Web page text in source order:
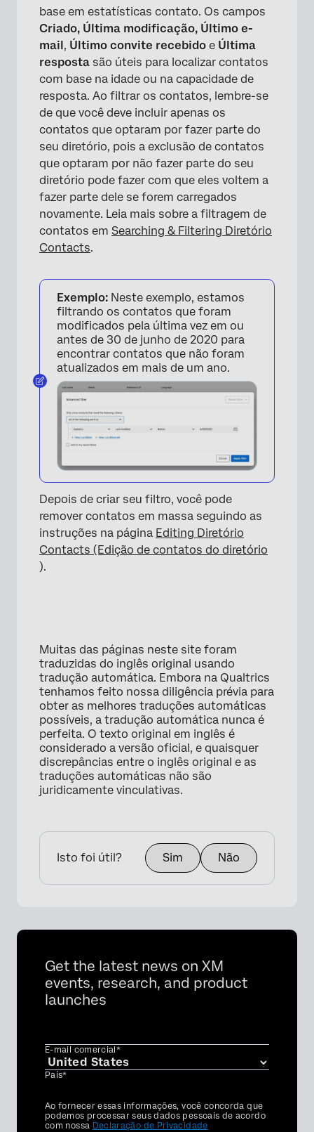
base em estatísticas contato. Os campos
Criado, Última modificação, Último e-
mail, Último convite recebido e Última
resposta são úteis para localizar contatos
com base na idade ou na capacidade de
resposta. Ao filtrar os contatos, lembre-se
de que você deve incluir apenas os
contatos que optaram por fazer parte do
seu diretório, pois a exclusão de contatos
que optaram por não fazer parte do seu
diretório pode fazer com que eles voltem a
fazer parte dele se forem carregados
novamente. Leia mais sobre a filtragem de
contatos em Searching & Filtering Diretório
Contacts.
Exemplo: Neste exemplo, estamos
filtrando os contatos que foram
modificados pela última vez em ou
antes de 30 de junho de 2020 para
encontrar contatos que não foram
atualizados em mais de um ano.
×
Depois de criar seu filtro, você pode
remover contatos em massa seguindo as
instruções na página Editing Diretório
Contacts (Edição de contatos do diretório
).
Muitas das páginas neste site foram
traduzidas do inglês original usando
tradução automática. Embora na Qualtrics
tenhamos feito nossa diligência prévia para
obter as melhores traduções automáticas
possíveis, a tradução automática nunca é
perfeita. O texto original em inglês é
considerado a versão oficial, e quaisquer
discrepâncias entre o inglês original e as
traduções automáticas não são
juridicamente vinculativas.
Isto foi útil? Sim Não
Get the latest news on XM
events, research, and product
launches
E-mail comercial*
País*
Privacy
Optin
Ao fornecer essas informações, você concorda que
podemos processar seus dados pessoais de acordo
com nossa Declaração de Privacidade